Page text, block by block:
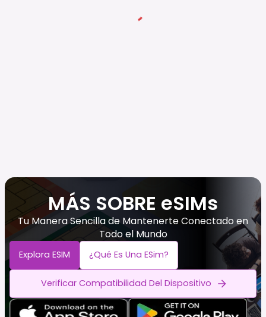
MÁS SOBRE eSIMs
Tu Manera Sencilla de Mantenerte Conectado en
Todo el Mundo
Explora ESIM ¿Qué Es Una ESim?
Verificar Compatibilidad Del Dispositivo